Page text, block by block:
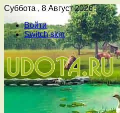
Суббота , 8 Август 2026
Войти
Switch skin